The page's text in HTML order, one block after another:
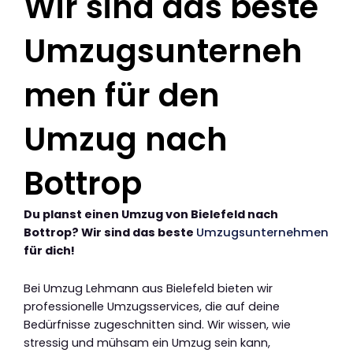
Umzugsunterneh
men für den
Umzug nach
Bottrop
Du planst einen Umzug von Bielefeld nach
Bottrop? Wir sind das beste Umzugsunternehmen
für dich!
Bei Umzug Lehmann aus Bielefeld bieten wir
professionelle Umzugsservices, die auf deine
Bedürfnisse zugeschnitten sind. Wir wissen, wie
stressig und mühsam ein Umzug sein kann,